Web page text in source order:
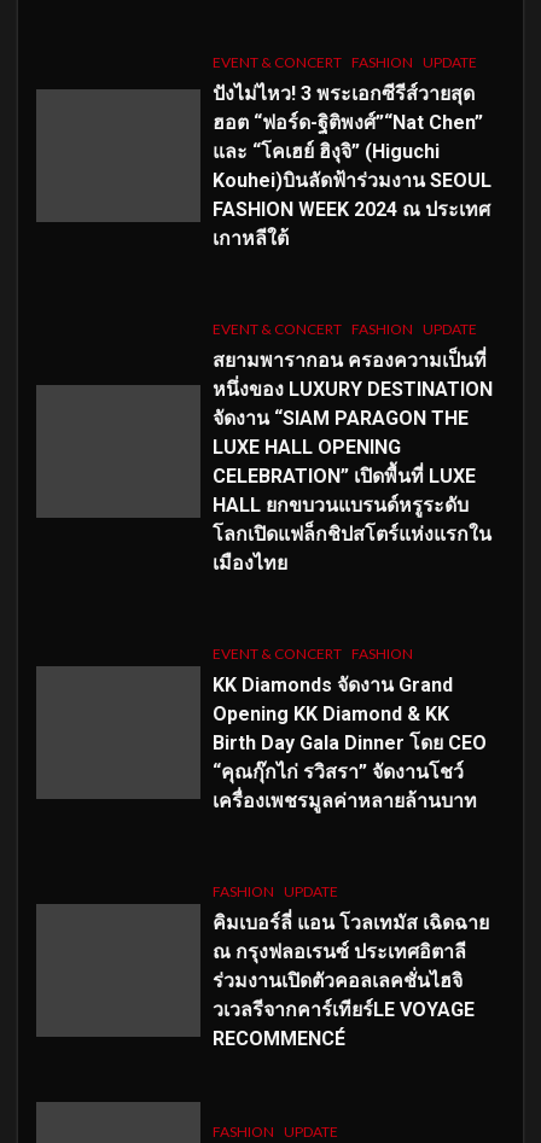
EVENT & CONCERT FASHION UPDATE
ปังไม่ไหว! 3 พระเอกซีรีส์วายสุด
ฮอต “ฟอร์ด-ฐิติพงศ์”“Nat Chen”
และ “โคเฮย์ ฮิงุจิ” (Higuchi
Kouhei)บินลัดฟ้าร่วมงาน SEOUL
FASHION WEEK 2024 ณ ประเทศ
เกาหลีใต้
EVENT & CONCERT FASHION UPDATE
สยามพารากอน ครองความเป็นที่
หนึ่งของ LUXURY DESTINATION
จัดงาน “SIAM PARAGON THE
LUXE HALL OPENING
CELEBRATION” เปิดพื้นที่ LUXE
HALL ยกขบวนแบรนด์หรูระดับ
โลกเปิดแฟล็กชิปสโตร์แห่งแรกใน
เมืองไทย
EVENT & CONCERT FASHION
KK Diamonds จัดงาน Grand
Opening KK Diamond & KK
Birth Day Gala Dinner โดย CEO
“คุณกุ๊กไก่ รวิสรา” จัดงานโชว์
เครื่องเพชรมูลค่าหลายล้านบาท
FASHION UPDATE
คิมเบอร์ลี่ แอน โวลเทมัส เฉิดฉาย
ณ กรุงฟลอเรนซ์ ประเทศอิตาลี
ร่วมงานเปิดตัวคอลเลคชั่นไฮจิ
วเวลรีจากคาร์เทียร์LE VOYAGE
RECOMMENCÉ
FASHION UPDATE